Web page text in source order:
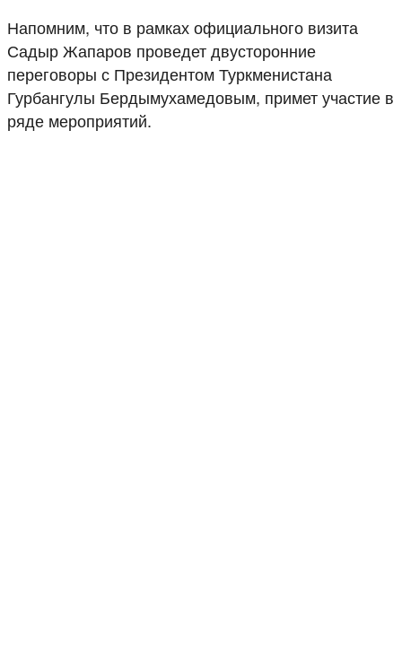
Напомним, что в рамках официального визита
Садыр Жапаров проведет двусторонние
переговоры с Президентом Туркменистана
Гурбангулы Бердымухамедовым, примет участие в
ряде мероприятий.